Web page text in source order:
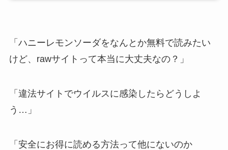
「ハニーレモンソーダをなんとか無料で読みたい
けど、rawサイトって本当に大丈夫なの？」
「違法サイトでウイルスに感染したらどうしよ
う…」
「安全にお得に読める方法って他にないのか